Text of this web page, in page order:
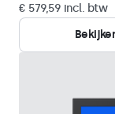
€ 579,59 incl. btw